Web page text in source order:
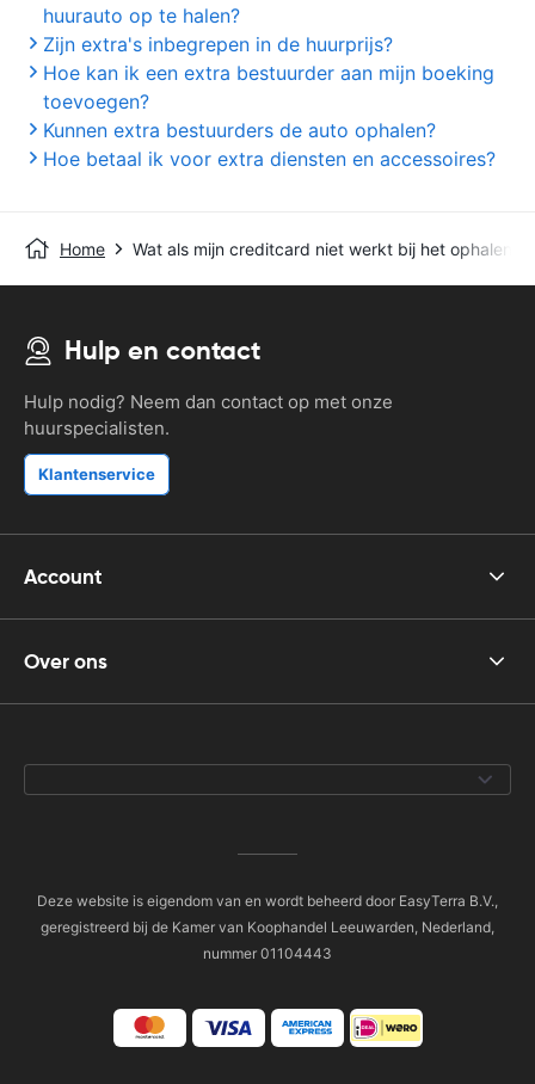
huurauto op te halen?
Zijn extra's inbegrepen in de huurprijs?
Hoe kan ik een extra bestuurder aan mijn boeking
toevoegen?
Kunnen extra bestuurders de auto ophalen?
Hoe betaal ik voor extra diensten en accessoires?
Home Wat als mijn creditcard niet werkt bij het ophalen?
Hulp en contact
Hulp nodig? Neem dan contact op met onze
huurspecialisten.
Klantenservice
Account
Over ons
Deze website is eigendom van en wordt beheerd door EasyTerra B.V.,
geregistreerd bij de Kamer van Koophandel Leeuwarden, Nederland,
nummer 01104443